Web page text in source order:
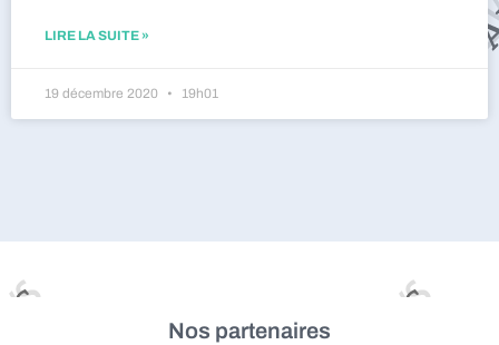
LIRE LA SUITE »
19 décembre 2020 19h01
Nos partenaires